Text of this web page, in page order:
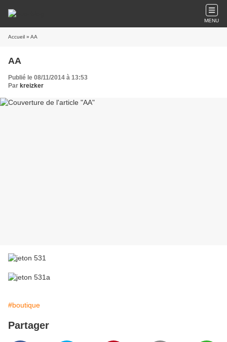
MENU
Accueil » AA
AA
Publié le 08/11/2014 à 13:53
Par kreizker
#boutique
Partager